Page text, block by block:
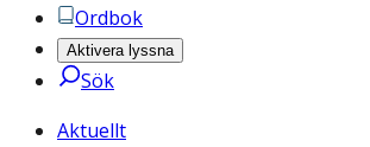
Ordbok
Aktivera lyssna
Sök
Aktuellt